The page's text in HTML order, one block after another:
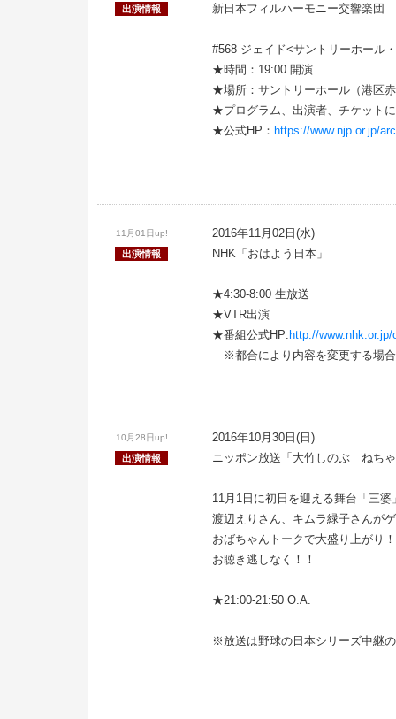
出演情報
新日本フィルハーモニー交響楽
#568 ジェイド<サントリーホール
★時間：19:00 開演
★場所：サントリーホール（港区
★プログラム、出演者、チケット
★公式HP： https://www.njp.or.jp/
11月01日up!
出演情報
2016年11月02日(水)
NHK「おはよう日本」
★4:30-8:00 生放送
★VTR出演
★番組公式HP: http://www.nhk.or.jp/
※都合により内容を変更する場
10月28日up!
出演情報
2016年10月30日(日)
ニッポン放送「大竹しのぶ ねち
11月1日に初日を迎える舞台「三婆
渡辺えりさん、キムラ緑子さんが
おばちゃんトークで大盛り上がり
お聴き逃しなく！！
★21:00-21:50 O.A.
※放送は野球の日本シリーズ中継